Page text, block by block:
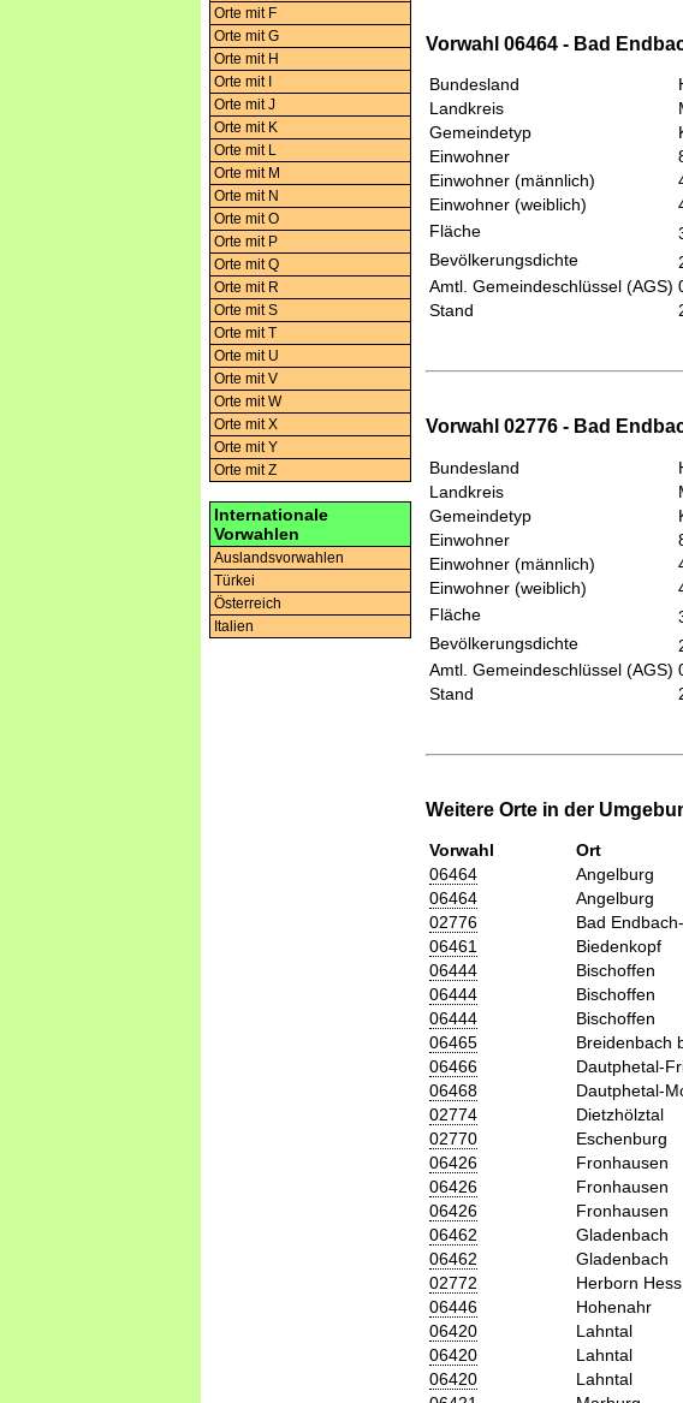
Orte mit F
Orte mit G
Orte mit H
Orte mit I
Orte mit J
Orte mit K
Orte mit L
Orte mit M
Orte mit N
Orte mit O
Orte mit P
Orte mit Q
Orte mit R
Orte mit S
Orte mit T
Orte mit U
Orte mit V
Orte mit W
Orte mit X
Orte mit Y
Orte mit Z
Internationale
Vorwahlen
Auslandsvorwahlen
Türkei
Österreich
Italien
Vorwahl 06464 - Bad
Bundesland
Landkreis
Gemeindetyp
Einwohner
Einwohner (männlich)
Einwohner (weiblich)
Fläche
Bevölkerungsdichte
Amtl. Gemeindeschlüssel (AGS)
Stand
Vorwahl 02776 - Bad
Bundesland
Landkreis
Gemeindetyp
Einwohner
Einwohner (männlich)
Einwohner (weiblich)
Fläche
Bevölkerungsdichte
Amtl. Gemeindeschlüssel (AGS)
Stand
Weitere Orte in der
Vorwahl Ort
06464
Angelburg
06464
Angelburg
02776
Bad
06461
Biedenkopf
06444
Bischoffen
06444
Bischoffen
06444
Bischoffen
06465
Breidenbach
06466
Dautphetal-
06468
Dautphetal-
02774
Dietzhölztal
02770
Eschenburg
06426
Fronhausen
06426
Fronhausen
06426
Fronhausen
06462
Gladenbach
06462
Gladenbach
02772
Herborn Hess
06446
Hohenahr
06420
Lahntal
06420
Lahntal
06420
Lahntal